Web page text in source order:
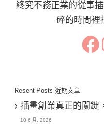
終究不務正業的從事
碎的時間裡
Resent Posts 近期文章
插畫創業真正的關鍵
10 6 月, 2026